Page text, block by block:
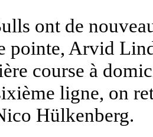
ont de
pointe, Arvid
course à
ligne, on
Hülkenberg.